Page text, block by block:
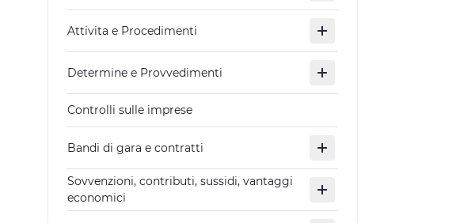
Attivita e Procedimenti
Determine e Provvedimenti
Controlli sulle imprese
Bandi di gara e contratti
Sovvenzioni, contributi, sussidi, vantaggi
economici